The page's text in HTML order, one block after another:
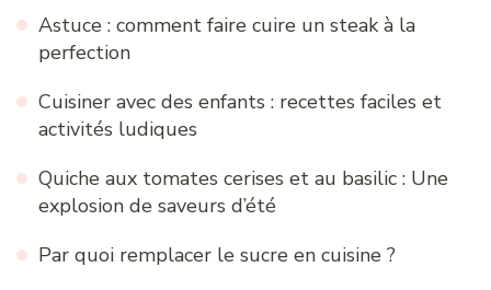
Astuce : comment faire cuire un steak à la
perfection
Cuisiner avec des enfants : recettes faciles et
activités ludiques
Quiche aux tomates cerises et au basilic : Une
explosion de saveurs d’été
Par quoi remplacer le sucre en cuisine ?